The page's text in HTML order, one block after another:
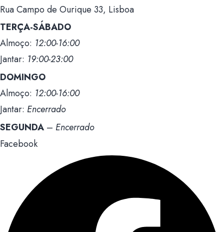
Rua Campo de Ourique 33, Lisboa
TERÇA-SÁBADO
Almoço: 12:00-16:00
Jantar: 19:00-23:00
DOMINGO
Almoço: 12:00-16:00
Jantar: Encerrado
SEGUNDA – Encerrado
Facebook